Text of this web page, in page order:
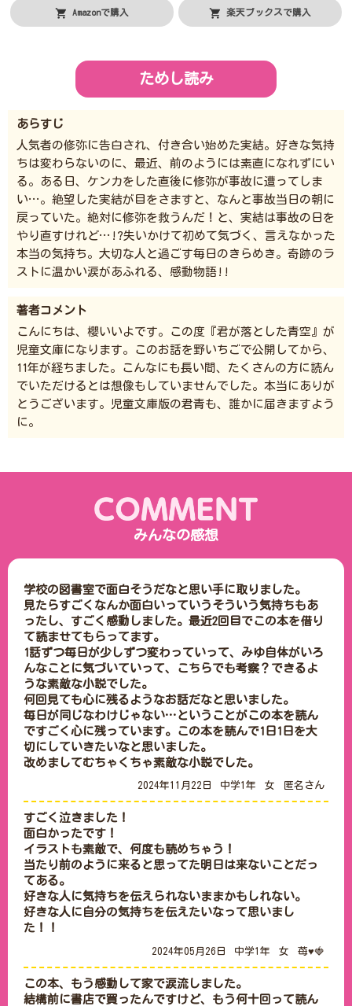
Amazonで購入 楽天ブックスで購入
ためし読み
あらすじ
人気者の修弥に告白され、付き合い始めた実結。好きな気持
ちは変わらないのに、最近、前のようには素直になれずにい
る。ある日、ケンカをした直後に修弥が事故に遭ってしま
い…。絶望した実結が目をさますと、なんと事故当日の朝に
戻っていた。絶対に修弥を救うんだ！と、実結は事故の日を
やり直すけれど…!?失いかけて初めて気づく、言えなかった
本当の気持ち。大切な人と過ごす毎日のきらめき。奇跡のラ
ストに温かい涙があふれる、感動物語!!
著者コメント
こんにちは、櫻いいよです。この度『君が落とした青空』が
児童文庫になります。このお話を野いちごで公開してから、
11年が経ちました。こんなにも長い間、たくさんの方に読ん
でいただけるとは想像もしていませんでした。本当にありが
とうございます。児童文庫版の君青も、誰かに届きますよう
に。
みんなの感想
学校の図書室で面白そうだなと思い手に取りました。
見たらすごくなんか面白いっていうそういう気持ちもあ
ったし、すごく感動しました。最近2回目でこの本を借り
て読ませてもらってます。
1話ずつ毎日が少しずつ変わっていって、みゆ自体がいろ
んなことに気づいていって、こちらでも考察？できるよ
うな素敵な小説でした。
何回見ても心に残るようなお話だなと思いました。
毎日が同じなわけじゃない…ということがこの本を読ん
ですごく心に残っています。この本を読んで1日1日を大
切にしていきたいなと思いました。
改めましてむちゃくちゃ素敵な小説でした。
2024年11月22日 中学1年 女 匿名さん
すごく泣きました！
面白かったです！
イラストも素敵で、何度も読めちゃう！
当たり前のように来ると思ってた明日は来ないことだっ
てある。
好きな人に気持ちを伝えられないままかもしれない。
好きな人に自分の気持ちを伝えたいなって思いまし
た！！
2024年05月26日 中学1年 女 苺♥🍓
この本、もう感動して家で涙流しました。
結構前に書店で買ったんですけど、もう何十回って読ん